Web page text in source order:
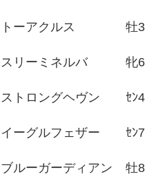
トーアクルス 牡3
スリーミネルバ 牝6
ストロングヘヴン ｾﾝ4
イーグルフェザー ｾﾝ7
ブルーガーディアン 牡8